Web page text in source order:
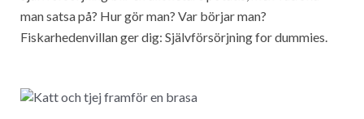
man satsa på? Hur gör man? Var börjar man?
Fiskarhedenvillan ger dig: Självförsörjning for dummies.